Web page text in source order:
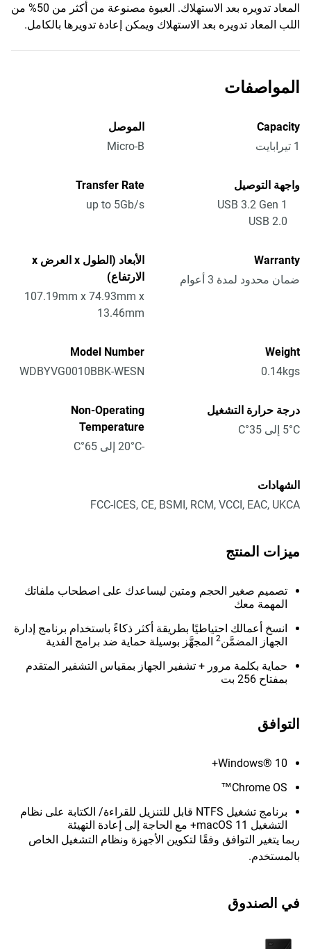
المعاد تدويره بعد الاستهلاك. العبوة مصنوعة من أكثر من 50% من
اللب المعاد تدويره بعد الاستهلاك ويمكن إعادة تدويرها بالكامل.
المواصفات
Capacity
1 تيرابايت
الموصل
Micro-B
واجهة التوصيل
USB 3.2 Gen 1
USB 2.0
Transfer Rate
up to 5Gb/s
Warranty
ضمان محدود لمدة 3 أعوام
الأبعاد (الطول x العرض x
الارتفاع)
107.19mm x 74.93mm x
13.46mm
Weight
0.14kgs
Model Number
WDBYVG0010BBK-WESN
درجة حرارة التشغيل
5°C إلى 35°C
Non-Operating
Temperature
-20°C إلى 65°C
الشهادات
FCC-ICES, CE, BSMI, RCM, VCCI, EAC, UKCA
ميزات المنتج
تصميم صغير الحجم ومتين ليساعدك على اصطحاب ملفاتك
المهمة معك
انسخ أعمالك احتياطيًا بطريقة أكثر ذكاءً باستخدام برنامج إدارة
الجهاز المضمَّن2 المجهَّز بوسيلة حماية ضد برامج الفدية
حماية بكلمة مرور + تشفير الجهاز بمقياس التشفير المتقدم
بمفتاح 256 بت
التوافق
Windows® 10+
Chrome OS™
برنامج تشغيل NTFS قابل للتنزيل للقراءة/ الكتابة على نظام
التشغيل macOS 11+ مع الحاجة إلى إعادة التهيئة
ربما يتغير التوافق وفقًا لتكوين الأجهزة ونظام التشغيل الخاص
بالمستخدم.
في الصندوق